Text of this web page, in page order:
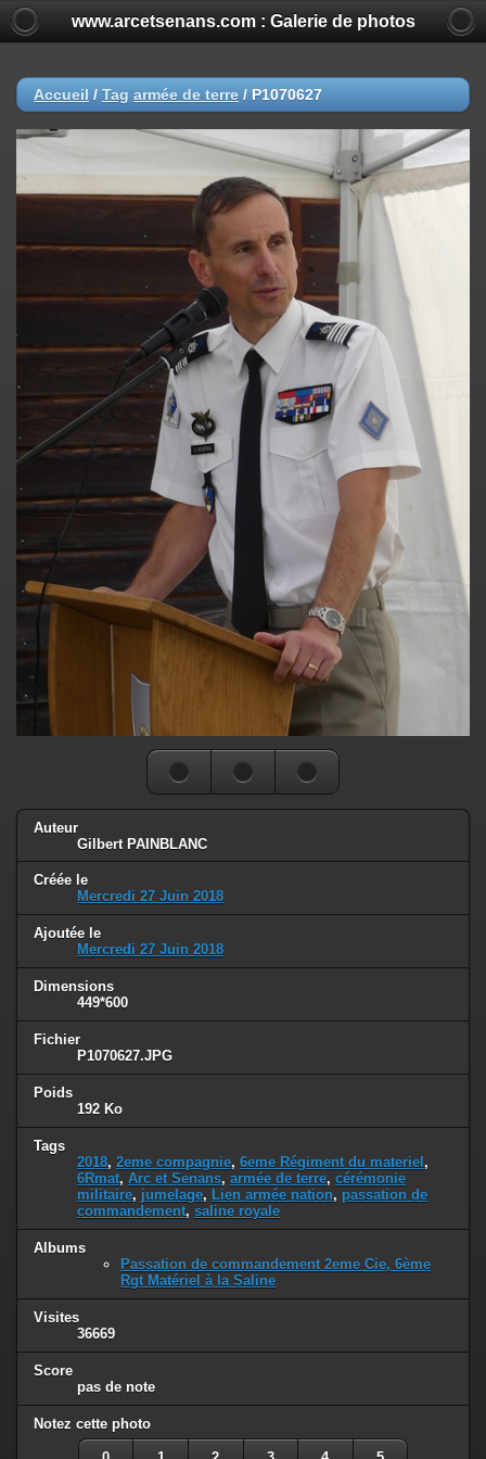
www.arcetsenans.com : Galerie de photos
Accueil / Tag armée de terre / P1070627
Auteur
Gilbert PAINBLANC
Créée le
Mercredi 27 Juin 2018
Ajoutée le
Mercredi 27 Juin 2018
Dimensions
449*600
Fichier
P1070627.JPG
Poids
192 Ko
Tags
2018, 2eme compagnie, 6eme Régiment du materiel ,
6Rmat, Arc et Senans, armée de terre, cérémonie
militaire, jumelage, Lien armée nation, passation de
commandement, saline royale
Albums
Passation de commandement 2eme Cie, 6ème
Rgt Matériel à la Saline
Visites
36669
Score
pas de note
Notez cette photo